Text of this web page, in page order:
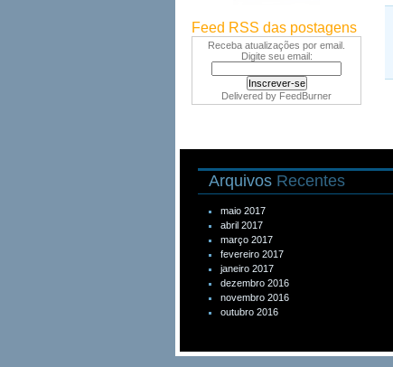
Feed RSS das postagens
Receba atualizações por email.
Digite seu email:
Delivered by FeedBurner
Arquivos Recentes
maio 2017
abril 2017
março 2017
fevereiro 2017
janeiro 2017
dezembro 2016
novembro 2016
outubro 2016